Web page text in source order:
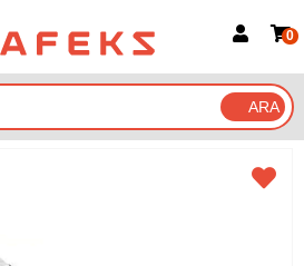
Google İle Bağlan
0